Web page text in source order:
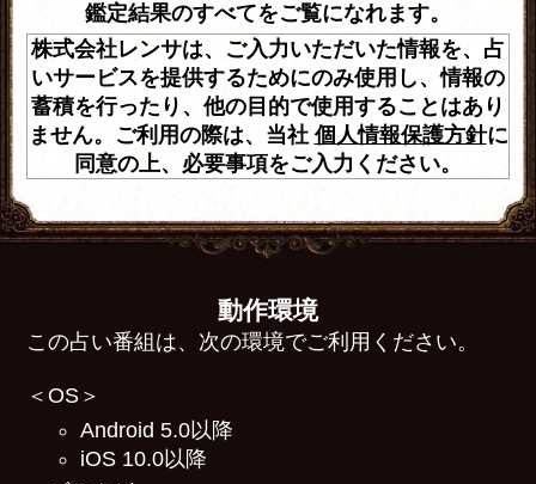
鑑定結果のすべてをご覧になれます。
株式会社レンサは、ご入力いただいた情報を、占
いサービスを提供するためにのみ使用し、情報の
蓄積を行ったり、他の目的で使用することはあり
ません。ご利用の際は、当社 個人情報保護方針に
同意の上、必要事項をご入力ください。
動作環境
この占い番組は、次の環境でご利用ください。
＜OS＞
Android 5.0以降
iOS 10.0以降